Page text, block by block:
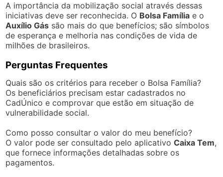
A importância da mobilização social através dessas
iniciativas deve ser reconhecida. O Bolsa Família e o
Auxílio Gás são mais do que benefícios; são símbolos
de esperança e melhoria nas condições de vida de
milhões de brasileiros.
Perguntas Frequentes
Quais são os critérios para receber o Bolsa Família?
Os beneficiários precisam estar cadastrados no
CadÚnico e comprovar que estão em situação de
vulnerabilidade social.
Como posso consultar o valor do meu benefício?
O valor pode ser consultado pelo aplicativoCaixa Tem,
que fornece informações detalhadas sobre os
pagamentos.